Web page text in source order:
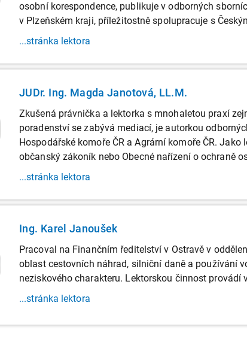
osobní korespondence, publikuje v odborných
v Plzeňském kraji, příležitostně spolupracuje s
...stránka lektora
JUDr. Ing. Magda Janotová, LL.M.
Zkušená právnička a lektorka s mnohaletou praxí
poradenství se zabývá mediací, je autorkou
Hospodářské komoře ČR a Agrární komoře ČR.
občanský zákoník nebo Obecné nařízení o ochraně
...stránka lektora
Ing. Karel Janoušek
Pracoval na Finančním ředitelství v Ostravě v
oblast cestovních náhrad, silniční daně a používání
neziskového charakteru. Lektorskou činnost
...stránka lektora